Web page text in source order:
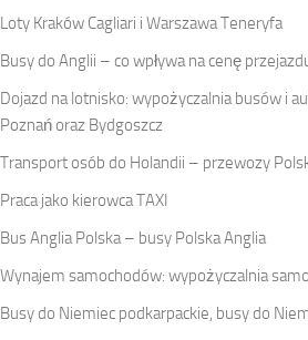
Loty Kraków Cagliari i Warszawa Teneryfa
Busy do Anglii – co wpływa na cenę
Dojazd na lotnisko: wypożyczalnia busów i
Poznań oraz Bydgoszcz
Transport osób do Holandii – przewozy
Praca jako kierowca TAXI
Bus Anglia Polska – busy Polska Anglia
Wynajem samochodów: wypożyczalnia
Busy do Niemiec podkarpackie, busy do